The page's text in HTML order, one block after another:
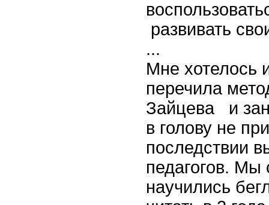
развивать
...
Мне хотелось
перечила
Зайцева и
в голову не
последствии
педагогов.
научились